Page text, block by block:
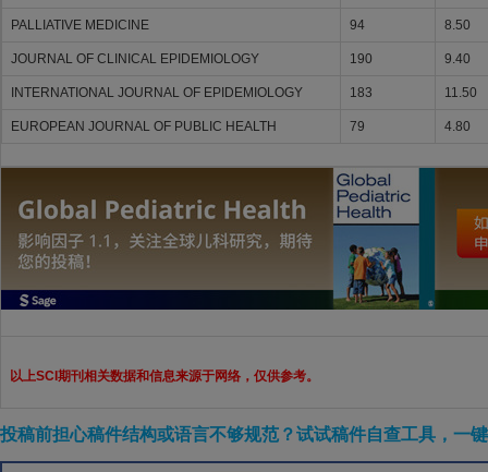
PALLIATIVE MEDICINE 94 8.50
JOURNAL OF CLINICAL EPIDEMIOLOGY 190 9.40
INTERNATIONAL JOURNAL OF EPIDEMIOLOGY 183 11.50
EUROPEAN JOURNAL OF PUBLIC HEALTH 79 4.80
以上SCI期刊相关数据和信息来源于网络，仅供参考。
投稿前担心稿件结构或语言不够规范？试试稿件自查工具，一